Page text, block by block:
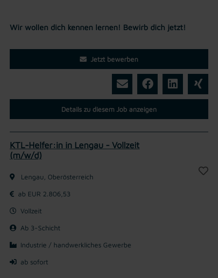
Wir wollen dich kennen lernen! Bewirb dich jetzt!
Jetzt bewerben
Details zu diesem Job anzeigen
KTL-Helfer:in in Lengau - Vollzeit
(m/w/d)
Lengau, Oberösterreich
ab EUR 2.806,53
Vollzeit
Ab 3-Schicht
Industrie / handwerkliches Gewerbe
ab sofort